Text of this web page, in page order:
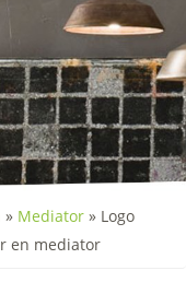
» Mediator » Logo
en mediator